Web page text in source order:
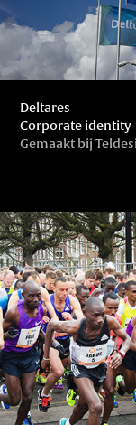
Deltares
Corporate identity
Gemaakt bij